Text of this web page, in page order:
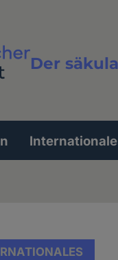
Der